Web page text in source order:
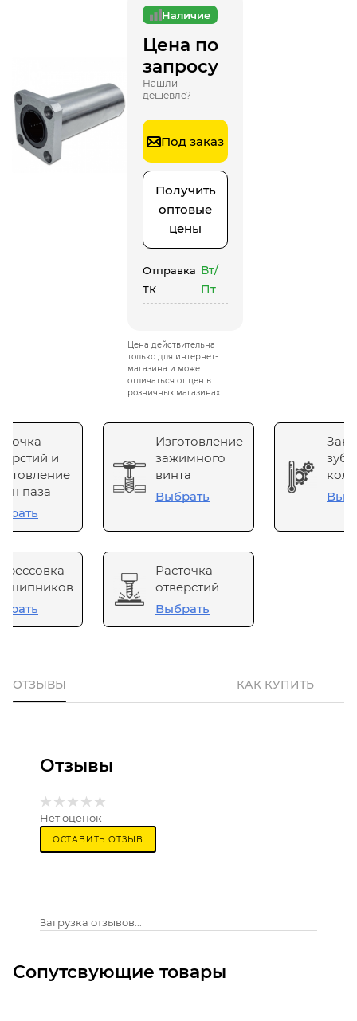
Наличие
Цена по
запросу
Нашли
дешевле?
Под заказ
Получить
оптовые
цены
Отправка
ТК
Вт/
Пт
Цена действительна
только для интернет-
магазина и может
отличаться от цен в
розничных магазинах
и
паза
Изготовление
зажимного
винта
Выбрать
Расточка
отверстий
Выбрать
ОТЗЫВЫ КАК КУПИТЬ
Отзывы
Нет оценок
ОСТАВИТЬ ОТЗЫВ
Загрузка отзывов...
Сопутсвующие товары